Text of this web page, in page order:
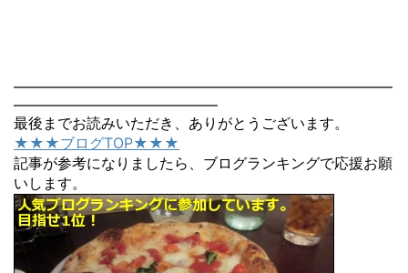
――――――――――――――――――――――――――
――――――――――――――
最後までお読みいただき、ありがとうございます。
★★★ブログTOP★★★
記事が参考になりましたら、ブログランキングで応援お願
いします。